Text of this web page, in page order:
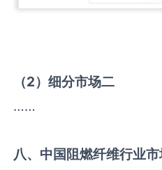
（2）细分市场二
……
八、中国 阻燃纤维行业